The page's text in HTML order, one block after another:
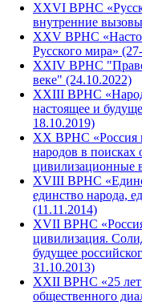
XXVI ВРНС
внутренние
XXV ВРНС
Русского мира»
XXIV ВРНС
веке" (24.10.2022)
XXIII ВРНС
настоящее и
18.10.2019)
XX ВРНС «Россия
народов в поисках
цивилизационные
XVIII ВРНС
единство народа,
(11.11.2014)
XVII ВРНС «Россия
цивилизация.
будущее
31.10.2013)
XXII ВРНС «25 лет
общественного